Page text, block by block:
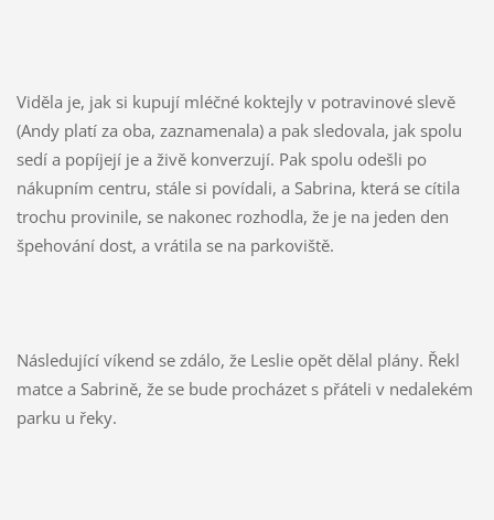
Viděla je, jak si kupují mléčné koktejly v potravinové slevě
(Andy platí za oba, zaznamenala) a pak sledovala, jak spolu
sedí a popíjejí je a živě konverzují. Pak spolu odešli po
nákupním centru, stále si povídali, a Sabrina, která se cítila
trochu provinile, se nakonec rozhodla, že je na jeden den
špehování dost, a vrátila se na parkoviště.
Následující víkend se zdálo, že Leslie opět dělal plány. Řekl
matce a Sabrině, že se bude procházet s přáteli v nedalekém
parku u řeky.